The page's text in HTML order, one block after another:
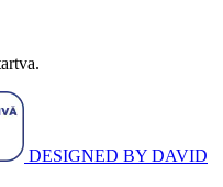
DESIGNED BY DAVID